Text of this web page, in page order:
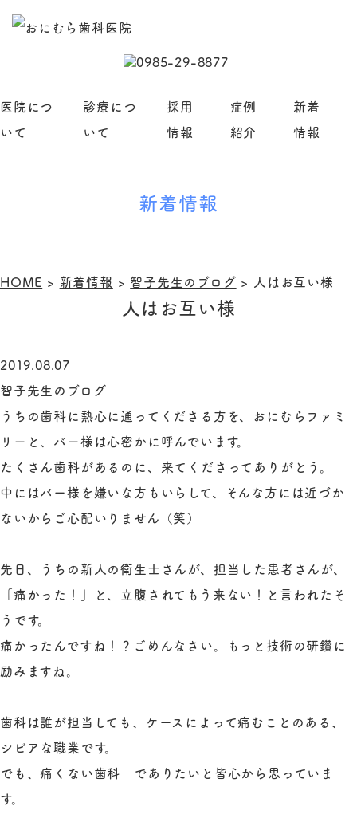
医院につ
いて
診療につ
いて
採用
情報
症例
紹介
新着
情報
新着情報
HOME > 新着情報 > 智子先生のブログ > 人はお互い様
人はお互い様
2019.08.07
智子先生のブログ
うちの歯科に熱心に通ってくださる方を、おにむらファミ
リーと、バー様は心密かに呼んでいます。
たくさん歯科があるのに、来てくださってありがとう。
中にはバー様を嫌いな方もいらして、そんな方には近づか
ないからご心配いりません（笑）
先日、うちの新人の衛生士さんが、担当した患者さんが、
「痛かった！」と、立腹されてもう来ない！と言われたそ
うです。
痛かったんですね！？ごめんなさい。もっと技術の研鑽に
励みますね。
歯科は誰が担当しても、ケースによって痛むことのある、
シビアな職業です。
でも、痛くない歯科 でありたいと皆心から思っていま
す。